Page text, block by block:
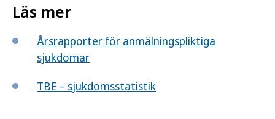
Läs mer
Årsrapporter för anmälningspliktiga
sjukdomar
TBE – sjukdomsstatistik